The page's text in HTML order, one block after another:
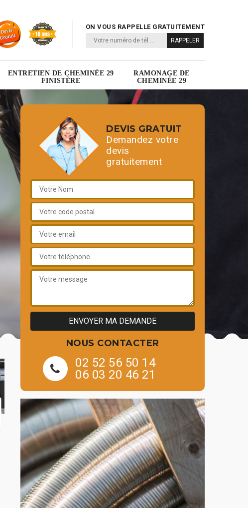
ON VOUS RAPPELLE GRATUITEMENT
ENTRETIEN DE CHEMINÉE 29
FINISTÈRE
RAMONAGE DE
CHEMINÉE 29
DEVIS GRATUIT
Demandez votre
devis
gratuitement
NOUS CONTACTER
02 52 56 50 14
06 03 20 46 21